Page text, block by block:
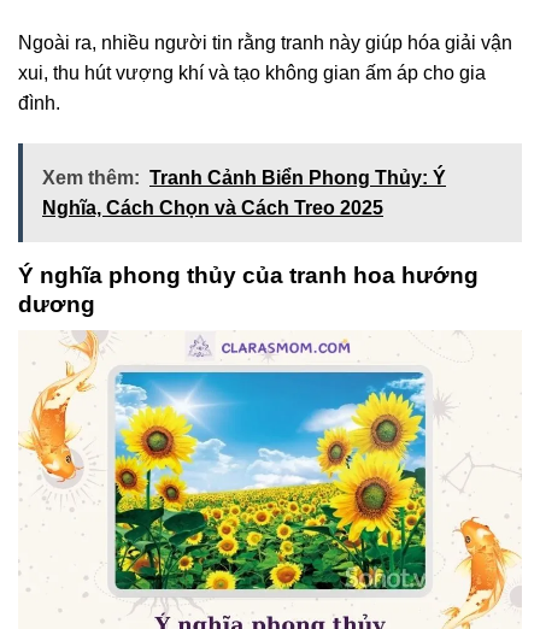
Ngoài ra, nhiều người tin rằng tranh này giúp hóa giải vận
xui, thu hút vượng khí và tạo không gian ấm áp cho gia
đình.
Xem thêm: Tranh Cảnh Biển Phong Thủy: Ý
Nghĩa, Cách Chọn và Cách Treo 2025
Ý nghĩa phong thủy của tranh hoa hướng
dương